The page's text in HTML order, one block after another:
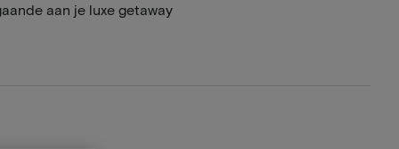
aan je luxe getaway